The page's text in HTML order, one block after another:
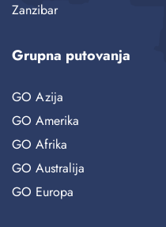
Zanzibar
Grupna putovanja
GO Azija
GO Amerika
GO Afrika
GO Australija
GO Europa